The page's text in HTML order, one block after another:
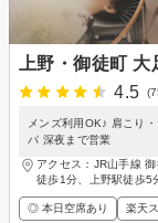
上野・御徒町
4.5
メンズ利用OK♪ 肩こり
パ 深夜まで営業
アクセス：JR山手線
徒歩1分、上野駅徒歩5
◎ 本日空席あり 楽天